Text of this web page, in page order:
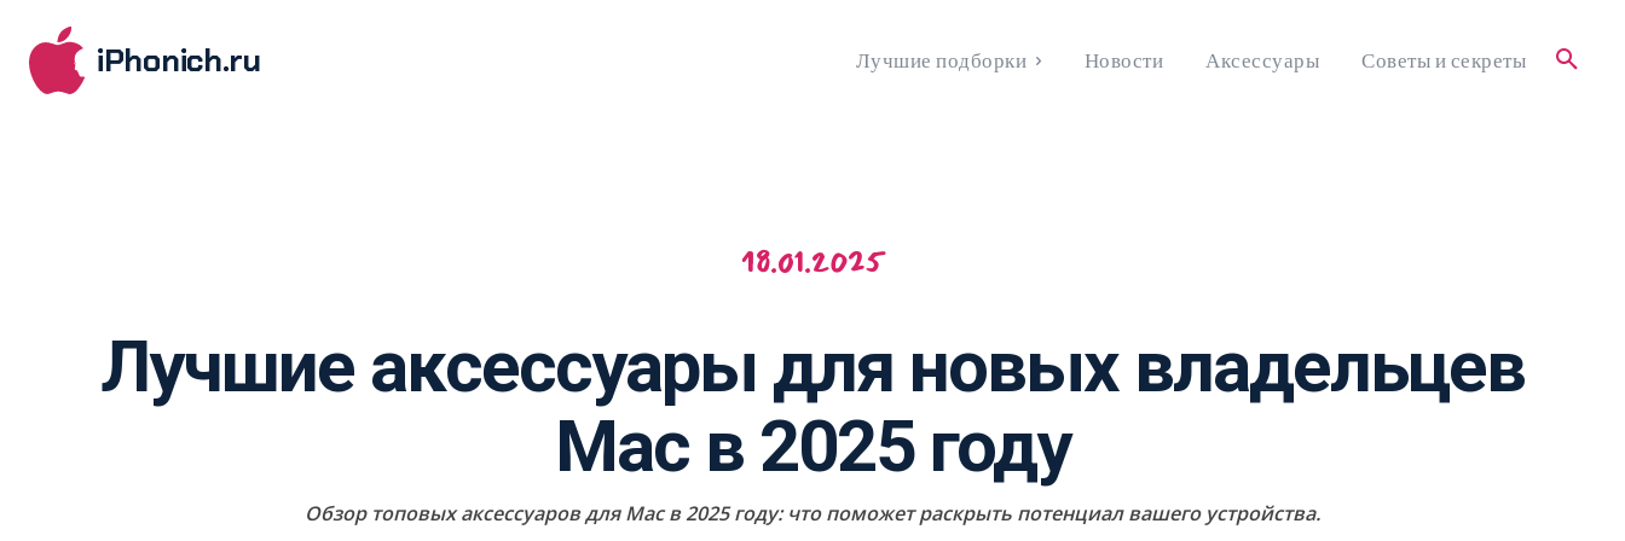
iPhonich.ru Лучшие подборки Новости Аксессуары Советы и секреты
18.01.2025
Лучшие аксессуары для новых владельцев
Mac в 2025 году
Обзор топовых аксессуаров для Mac в 2025 году: что поможет раскрыть потенциал вашего устройства.